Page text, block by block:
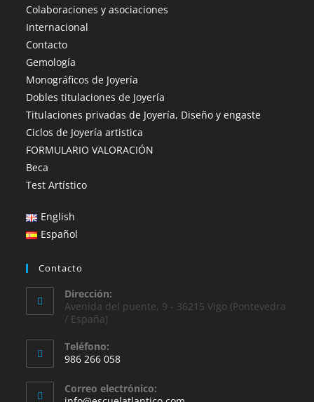
Colaboraciones y asociaciones
Internacional
Contacto
Gemología
Monográficos de Joyería
Dobles titulaciones de Joyería
Titulaciones privadas de Joyería, Diseño y engaste
Ciclos de Joyería artistica
FORMULARIO VALORACIÓN
Beca
Test Artístico
English
Español
Contacto
Dirección:
Avenida del puente, 9 - 36215 Vigo (Pontevedra
/ España)
Teléfono:
986 266 058
abre
Correo electrónico: